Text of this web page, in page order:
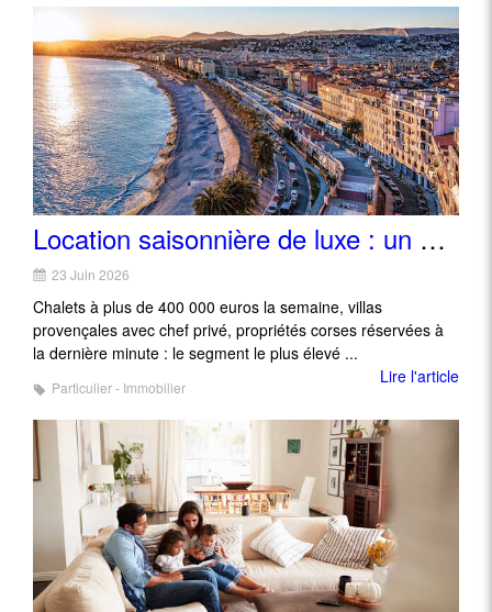
Location saisonnière de luxe : un marché tiré par l'ultra haut de gamme
23 Juin 2026
Chalets à plus de 400 000 euros la semaine, villas
provençales avec chef privé, propriétés corses réservées à
la dernière minute : le segment le plus élevé ...
Lire l'article
Particulier - Immobilier